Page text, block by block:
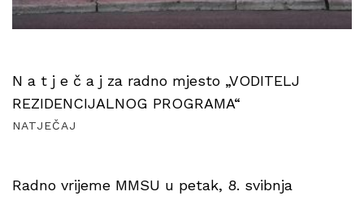
N a t j e č a j za radno mjesto „VODITELJ
REZIDENCIJALNOG PROGRAMA“
NATJEČAJ
Radno vrijeme MMSU u petak, 8. svibnja